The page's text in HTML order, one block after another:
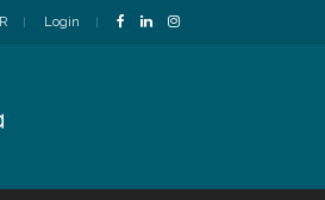
Login